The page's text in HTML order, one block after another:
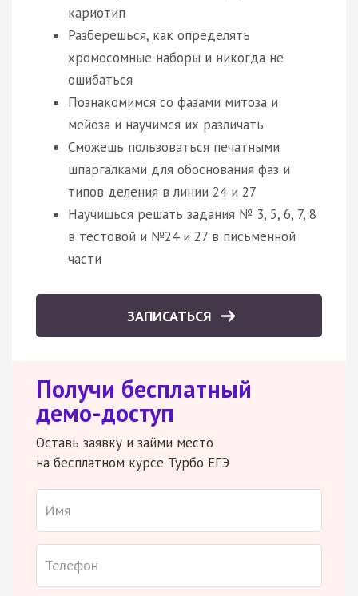
кариотип
Разберешься, как определять
хромосомные наборы и никогда не
ошибаться
Познакомимся со фазами митоза и
мейоза и научимся их различать
Сможешь пользоваться печатными
шпаргалками для обоснования фаз и
типов деления в линии 24 и 27
Научишься решать задания № 3, 5, 6, 7, 8
в тестовой и №24 и 27 в письменной
части
ЗАПИСАТЬСЯ
Получи бесплатный
демо-доступ
Оставь заявку и займи место
на бесплатном курсе Турбо ЕГЭ